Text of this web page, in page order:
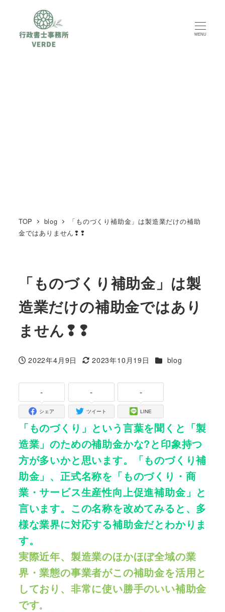
MENU
TOP blog
「ものづくり補助金」は製造業だけの補助
金ではありません❢❢
「ものづくり補助金」は製
造業だけの補助金ではあり
ません❢❢
投稿日
2022年4月9日
更新日
2023年10月19日 カテゴリー
blog
-
シェア
-
ツイート
-
LINE
「ものづくり」という言葉を聞くと「製
造業」のための補助金かな?と印象持つ
方が多いかと思います。「ものづくり補
助金」、正式名称を「ものづくり・商
業・サービス生産性向上促進補助金」と
言います。この名称を改めてみると、多
様な業界に対応する補助金だとわかりま
す。
実際近年、製造業のほかほぼ全域の業
界・業態の事業者がこの補助金を活用と
しており、非常に使い勝手のいい補助金
です。